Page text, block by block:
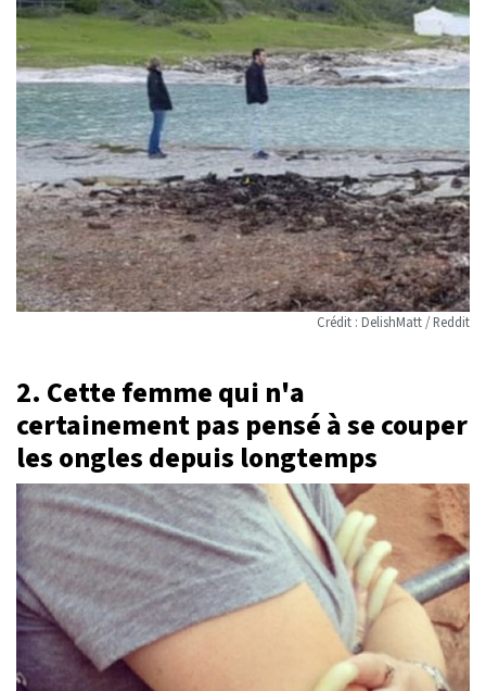
Crédit : DelishMatt / Reddit
2. Cette femme qui n'a
certainement pas pensé à se couper
les ongles depuis longtemps